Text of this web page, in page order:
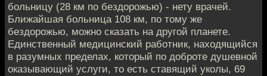
больницу (28 км по бездорожью) - нету врачей.
Ближайшая больница 108 км, по тому же
бездорожью, можно сказать на другой планете.
Единственный медицинский работник, находящийся
в разумных пределах, который по доброте душевной
оказывающий услуги, то есть ставящий уколы, 69